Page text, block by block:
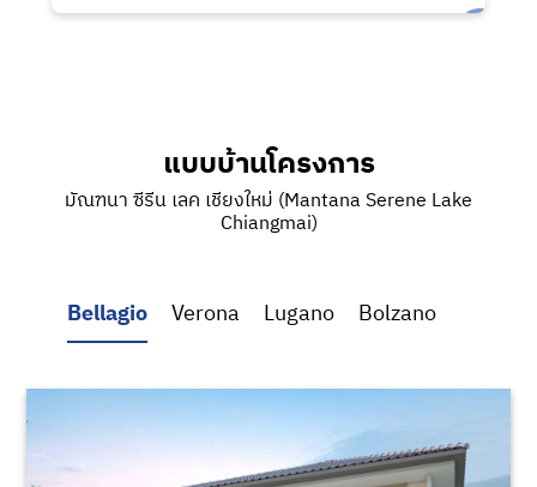
แบบบ้านโครงการ
มัณฑนา ซีรีน เลค เชียงใหม่ (Mantana Serene Lake
Chiangmai)
Bellagio Verona Lugano Bolzano